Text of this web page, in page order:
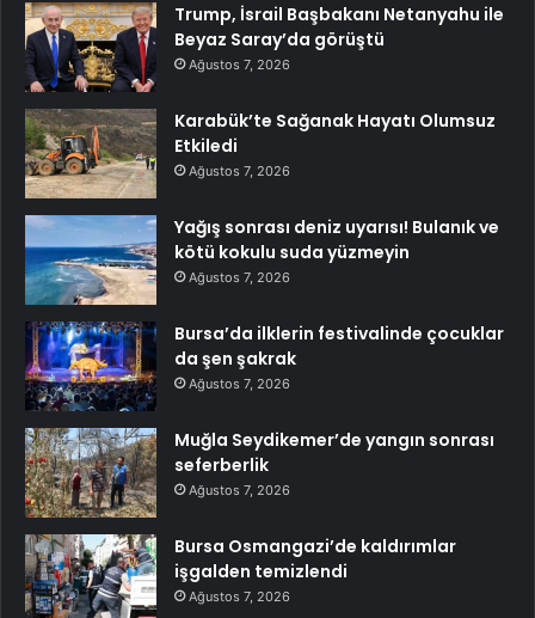
Trump, İsrail Başbakanı Netanyahu ile
Beyaz Saray’da görüştü
Ağustos 7, 2026
Karabük’te Sağanak Hayatı Olumsuz
Etkiledi
Ağustos 7, 2026
Yağış sonrası deniz uyarısı! Bulanık ve
kötü kokulu suda yüzmeyin
Ağustos 7, 2026
Bursa’da ilklerin festivalinde çocuklar
da şen şakrak
Ağustos 7, 2026
Muğla Seydikemer’de yangın sonrası
seferberlik
Ağustos 7, 2026
Bursa Osmangazi’de kaldırımlar
işgalden temizlendi
Ağustos 7, 2026